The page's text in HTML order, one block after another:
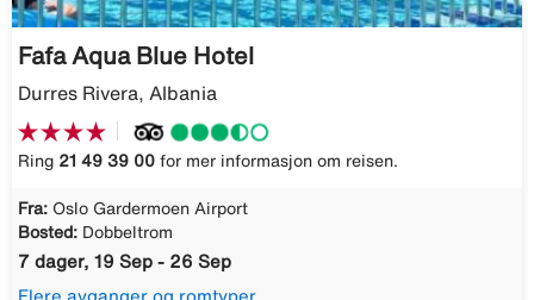
Fafa Aqua Blue Hotel
Durres Rivera, Albania
Ring 21 49 39 00 for mer informasjon om reisen.
Fra: Oslo Gardermoen Airport
Bosted: Dobbeltrom
7 dager, 19 Sep - 26 Sep
Flere avganger og romtyper